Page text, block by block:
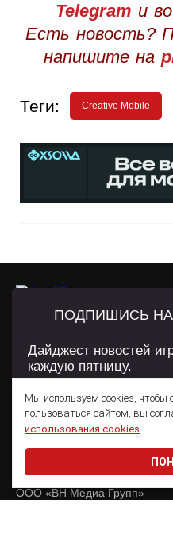
Telegram и во
Есть новость?
напишите на
Теги: Creative Mobile
Сетевое издание
Главный редактор:
Семенов Александр
Учредитель:
ООО «ВН Медиа Групп»
Мы используем cookies,
пользоваться сайтом, вы
использования cookies.
ПОДПИШИСЬ
Дайджест новостей
каждую пятницу.
Даю согласие на обработку